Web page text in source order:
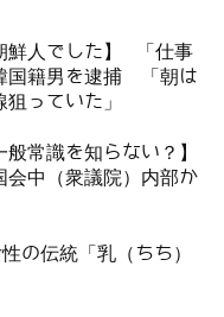
鮮人でした】 「仕事
国籍男を逮捕 「朝は
っていた」
般常識を知らない？】
会中（衆議院）内部か
の伝統「乳（ちち）